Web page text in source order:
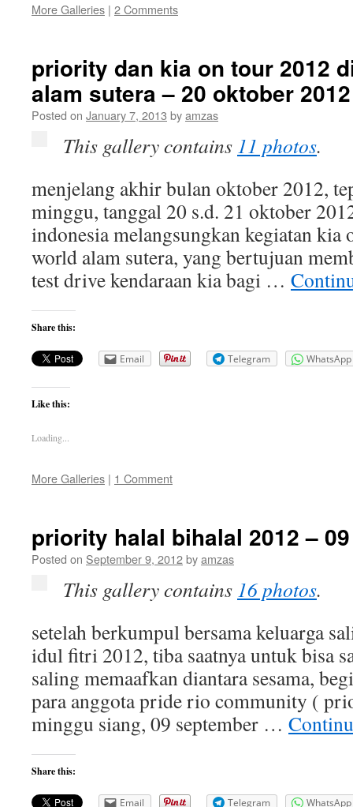
More Galleries | 2 Comments
priority dan kia on tour 2012
alam sutera – 20 oktober 2012
Posted on January 7, 2013 byamzas
This gallery contains 11 photos.
menjelang akhir bulan oktober 2012,
minggu, tanggal 20 s.d. 21 oktober
indonesia melangsungkan kegiatan
world alam sutera, yang bertujuan
test drive kendaraan kia bagi …
Share this:
Email Telegram WhatsApp
Like this:
Loading...
More Galleries | 1 Comment
priority halal bihalal 2012 –
Posted on September 9, 2012byamzas
This gallery contains 16 photos.
setelah berkumpul bersama keluarga
idul fitri 2012, tiba saatnya untuk bisa
saling memaafkan diantara sesama,
para anggota pride rio community (
minggu siang, 09 september …
Share this:
Email Telegram WhatsApp